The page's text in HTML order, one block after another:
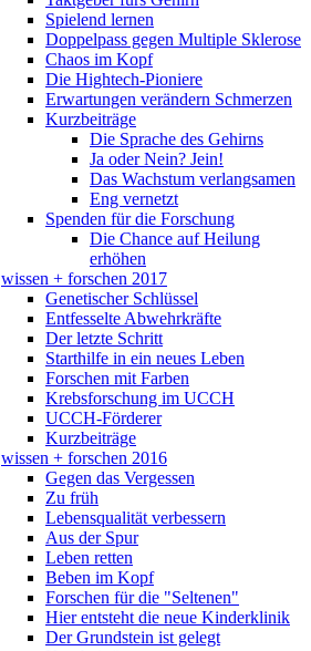
Spielend lernen
Doppelpass gegen Multiple Sklerose
Chaos im Kopf
Die Hightech-Pioniere
Erwartungen verändern Schmerzen
Kurzbeiträge
Die Sprache des Gehirns
Ja oder Nein? Jein!
Das Wachstum verlangsamen
Eng vernetzt
Spenden für die Forschung
Die Chance auf Heilung
erhöhen
wissen + forschen 2017
Genetischer Schlüssel
Entfesselte Abwehrkräfte
Der letzte Schritt
Starthilfe in ein neues Leben
Forschen mit Farben
Krebsforschung im UCCH
UCCH-Förderer
Kurzbeiträge
wissen + forschen 2016
Gegen das Vergessen
Zu früh
Lebensqualität verbessern
Aus der Spur
Leben retten
Beben im Kopf
Forschen für die "Seltenen"
Hier entsteht die neue Kinderklinik
Der Grundstein ist gelegt